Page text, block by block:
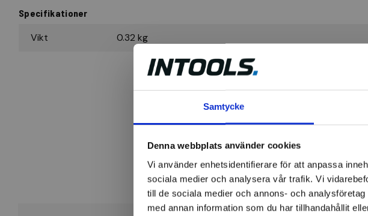
Samtycke
Denna webbplats använder cookies
Vi använder enhetsidentifierare för att anpassa
sociala medier och analysera vår trafik. Vi
till de sociala medier och annons- och
med annan information som du har tillhandahållit
Specifikationer
Vikt 0.32 kg